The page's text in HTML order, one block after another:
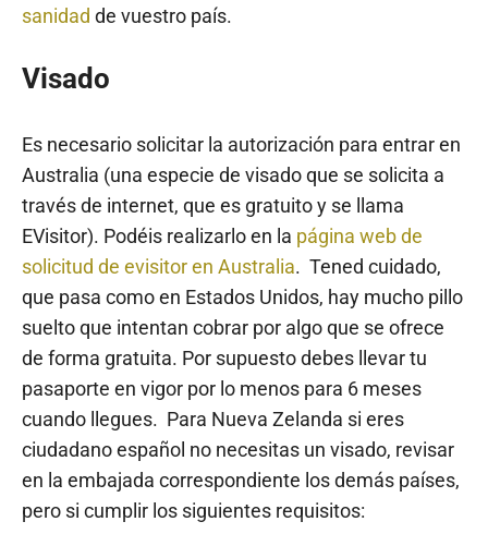
sanidad de vuestro país.
Visado
Es necesario solicitar la autorización para entrar en
Australia (una especie de visado que se solicita a
través de internet, que es gratuito y se llama
EVisitor). Podéis realizarlo en la página web de
solicitud de evisitor en Australia. Tened cuidado,
que pasa como en Estados Unidos, hay mucho pillo
suelto que intentan cobrar por algo que se ofrece
de forma gratuita. Por supuesto debes llevar tu
pasaporte en vigor por lo menos para 6 meses
cuando llegues. Para Nueva Zelanda si eres
ciudadano español no necesitas un visado, revisar
en la embajada correspondiente los demás países,
pero si cumplir los siguientes requisitos: